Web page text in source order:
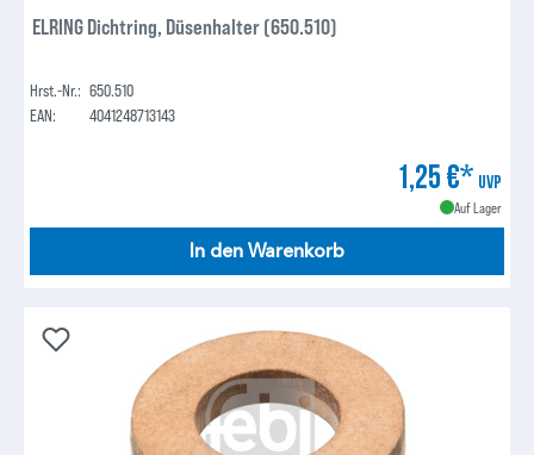
ELRING Dichtring, Düsenhalter (650.510)
Hrst.-Nr.: 650.510
EAN:
4041248713143
1,25 €* UVP
Auf Lager
In den Warenkorb